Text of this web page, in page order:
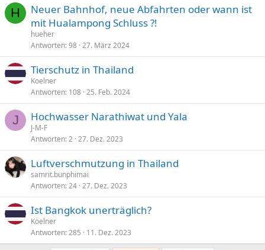
H
Neuer Bahnhof, neue Abfahrten oder wann ist
mit Hualampong Schluss ?!
hueher
Antworten 98 27. März 2024
Tierschutz in Thailand
Koelner
Antworten 108 25. Feb. 2024
J Hochwasser Narathiwat und Yala
J-M-F
Antworten 2 27. Dez. 2023
Luftverschmutzung in Thailand
samrit.bunphimai
Antworten 24 27. Dez. 2023
Ist Bangkok unerträglich?
Koelner
Antworten 285 11. Dez. 2023